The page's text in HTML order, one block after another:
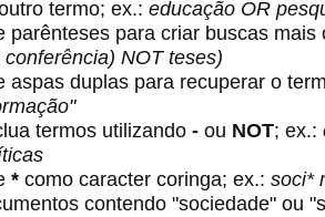
termo; ex.: educação OR
parênteses para criar buscas
conferência) NOT teses)
aspas duplas para recuperar o
termos utilizando - ou NOT; ex.:
* como caracter coringa; ex.: soci*
contendo "sociedade" ou